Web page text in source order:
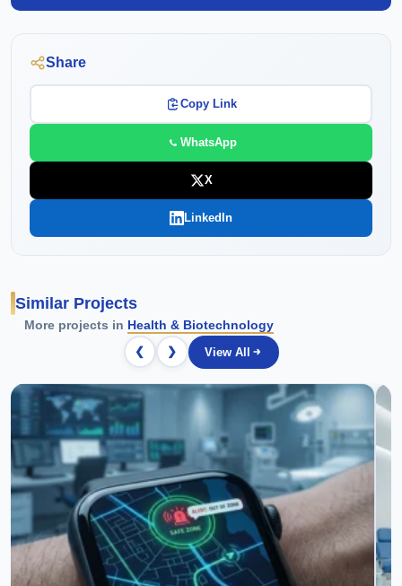
Share
Copy Link
WhatsApp
X
LinkedIn
Similar Projects
More projects in Health & Biotechnology
❮
❯ View All